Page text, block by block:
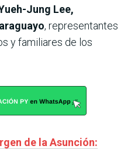
Jung Lee,
, representantes
y familiares de los
de la Asunción: